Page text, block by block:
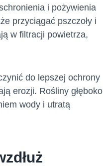
i pożywienia
przyciągać pszczoły i
w filtracji powietrza,
do lepszej ochrony
erozji. Rośliny głęboko
wody i utratą